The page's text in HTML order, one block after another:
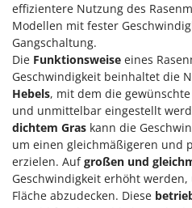
effizientere Nutzung des
Modellen mit fester
Gangschaltung.
Die Funktionsweise eines
Geschwindigkeit beinhaltet die
Hebels, mit dem die
und unmittelbar eingestellt
dichtem Gras kann die
um einen gleichmäßigeren und
erzielen. Aufgroßen und
Geschwindigkeit erhöht
Fläche abzudecken. Diese